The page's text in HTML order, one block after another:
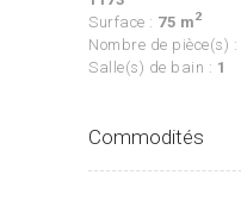
Surface : 75 m2
Nombre de pièce(s) :
Salle(s) de bain : 1
Commodités